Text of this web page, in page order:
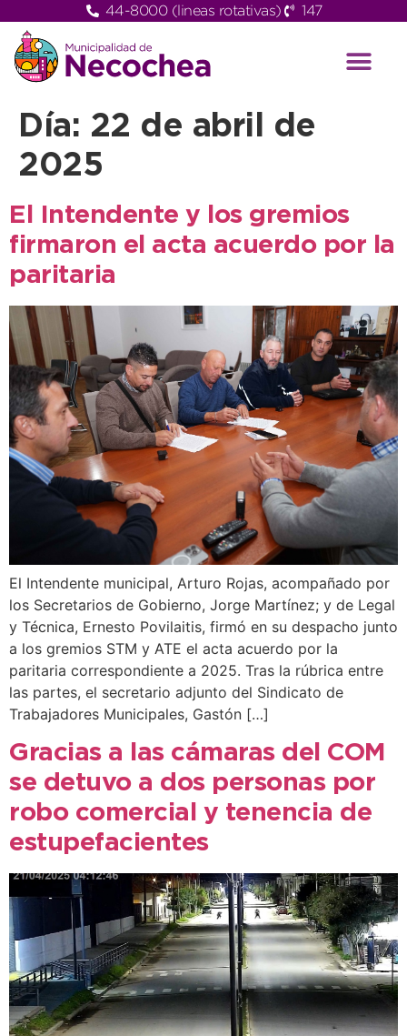
44-8000 (lineas rotativas) 147
Día: 22 de abril de
2025
El Intendente y los gremios
firmaron el acta acuerdo por la
paritaria
El Intendente municipal, Arturo Rojas, acompañado por
los Secretarios de Gobierno, Jorge Martínez; y de Legal
y Técnica, Ernesto Povilaitis, firmó en su despacho junto
a los gremios STM y ATE el acta acuerdo por la
paritaria correspondiente a 2025. Tras la rúbrica entre
las partes, el secretario adjunto del Sindicato de
Trabajadores Municipales, Gastón […]
Gracias a las cámaras del COM
se detuvo a dos personas por
robo comercial y tenencia de
estupefacientes